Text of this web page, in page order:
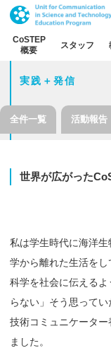
CoSTEP
概要
スタッフ
実践＋発信
全件一覧 活動報告
世界が広がった
私は学生時代に海洋
学から離れた生活をし
科学を社会に伝える
らない」そう思って
技術コミュニケータ
ました。